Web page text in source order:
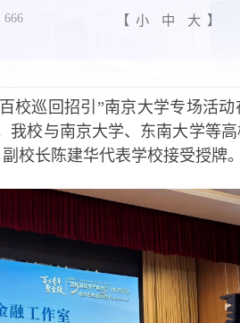
666 【 小 中 大 】
校巡回招引”南京大学专场活
我校与南京大学、东南大学等
校长陈建华代表学校接受授牌。